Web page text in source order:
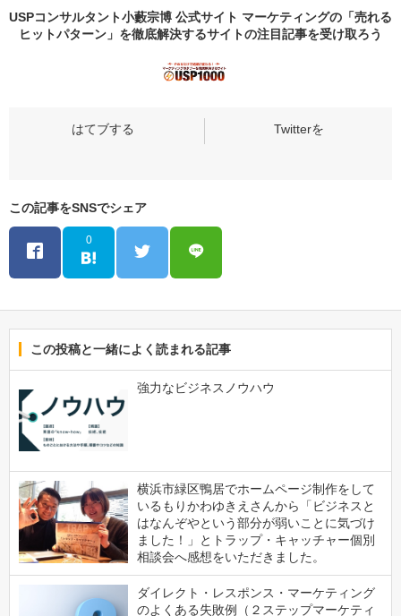
USPコンサルタント小藪宗博 公式サイト マーケティングの「売れる
ヒットパターン」を徹底解決するサイトの注目記事を受け取ろう
この記事をSNSでシェア
0
この投稿と一緒によく読まれる記事
強力なビジネスノウハウ
横浜市緑区鴨居でホームページ制作をして
いるもりかわゆきえさんから「ビジネスと
はなんぞやという部分が弱いことに気づけ
ました！」とトラップ・キャッチャー個別
相談会へ感想をいただきました。
ダイレクト・レスポンス・マーケティング
のよくある失敗例（２ステップマーケティ